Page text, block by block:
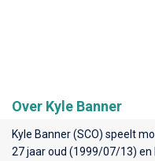
Over Kyle Banner
Kyle Banner (SCO) speelt
27 jaar oud (1999/07/13)